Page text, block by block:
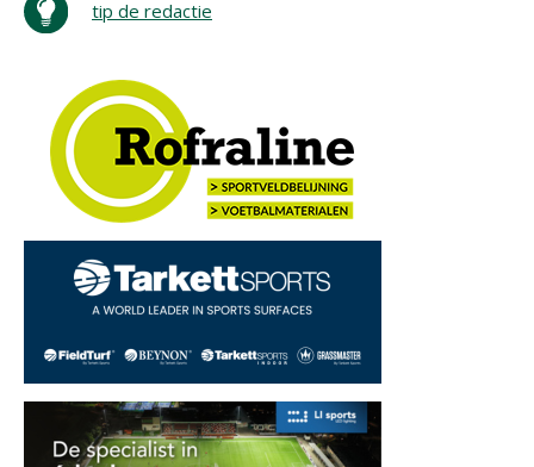
tip de redactie